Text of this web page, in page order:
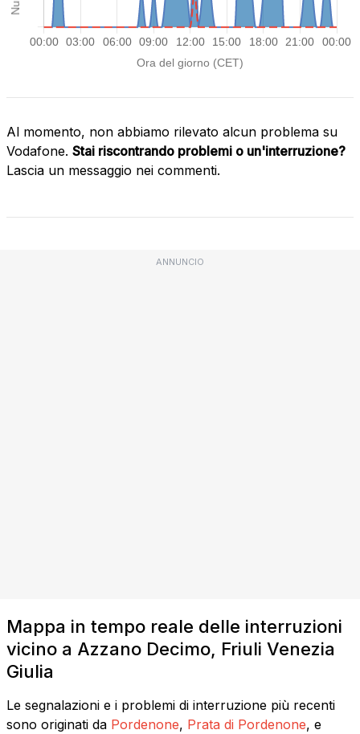
Al momento, non abbiamo rilevato alcun problema su
Vodafone. Stai riscontrando problemi o un'interruzione?
Lascia un messaggio nei commenti.
ANNUNCIO
Mappa in tempo reale delle interruzioni
vicino a Azzano Decimo, Friuli Venezia
Giulia
Le segnalazioni e i problemi di interruzione più recenti
sono originati da Pordenone, Prata di Pordenone, e